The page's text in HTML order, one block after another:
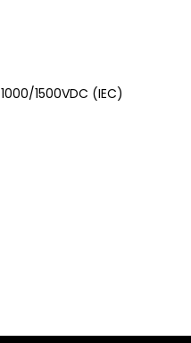
1000/1500VDC (IEC)